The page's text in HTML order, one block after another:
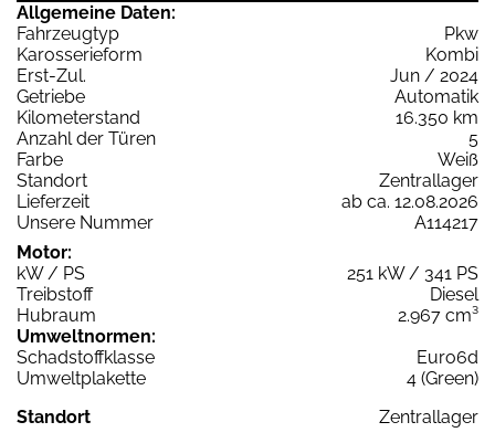
Allgemeine Daten:
Fahrzeugtyp
Pkw
Karosserieform
Kombi
Erst-Zul.
Jun / 2024
Getriebe
Automatik
Kilometerstand
16.350 km
Anzahl der Türen
5
Farbe
Weiß
Standort
Zentrallager
Lieferzeit
ab ca. 12.08.2026
Unsere Nummer
A114217
Motor:
kW / PS
251 kW / 341 PS
Treibstoff
Diesel
Hubraum
2.967 cm³
Umweltnormen:
Schadstoffklasse
Euro6d
Umweltplakette
4 (Green)
Standort
Zentrallager